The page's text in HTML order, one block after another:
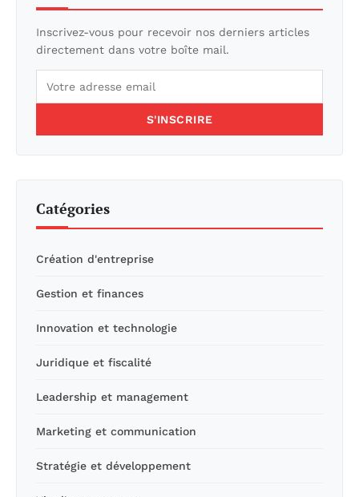
Inscrivez-vous pour recevoir nos derniers articles
directement dans votre boîte mail.
S'INSCRIRE
Catégories
Création d'entreprise
Gestion et finances
Innovation et technologie
Juridique et fiscalité
Leadership et management
Marketing et communication
Stratégie et développement